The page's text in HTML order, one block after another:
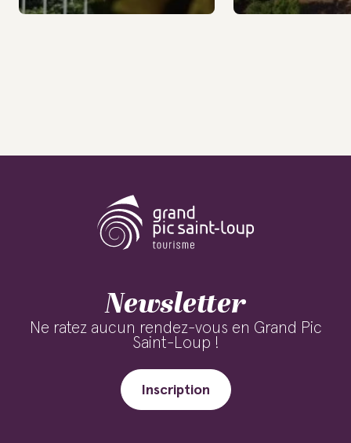
Newsletter
Ne ratez aucun rendez-vous en Grand Pic
Saint-Loup !
Inscription